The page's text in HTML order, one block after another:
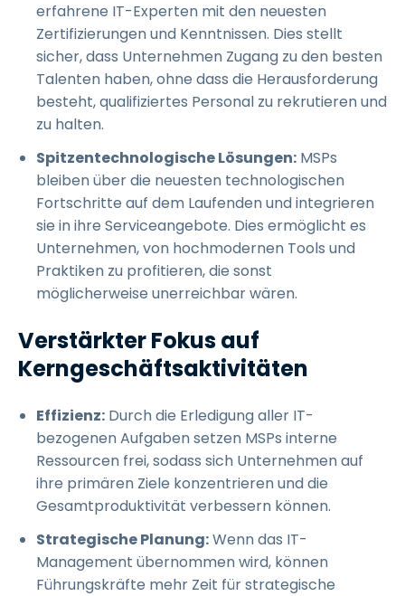
erfahrene IT-Experten mit den neuesten
Zertifizierungen und Kenntnissen. Dies stellt
sicher, dass Unternehmen Zugang zu den besten
Talenten haben, ohne dass die Herausforderung
besteht, qualifiziertes Personal zu rekrutieren und
zu halten.
Spitzentechnologische Lösungen: MSPs
bleiben über die neuesten technologischen
Fortschritte auf dem Laufenden und integrieren
sie in ihre Serviceangebote. Dies ermöglicht es
Unternehmen, von hochmodernen Tools und
Praktiken zu profitieren, die sonst
möglicherweise unerreichbar wären.
Verstärkter Fokus auf
Kerngeschäftsaktivitäten
Effizienz: Durch die Erledigung aller IT-
bezogenen Aufgaben setzen MSPs interne
Ressourcen frei, sodass sich Unternehmen auf
ihre primären Ziele konzentrieren und die
Gesamtproduktivität verbessern können.
Strategische Planung:Wenn das IT-
Management übernommen wird, können
Führungskräfte mehr Zeit für strategische